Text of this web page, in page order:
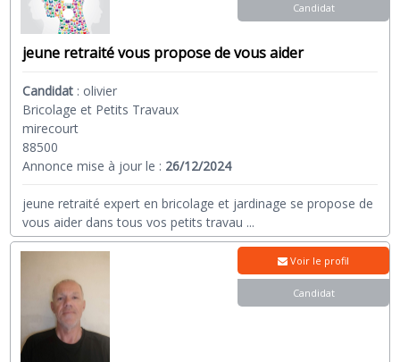
jeune retraité vous propose de vous aider
Candidat : olivier
Bricolage et Petits Travaux
mirecourt
88500
Annonce mise à jour le : 26/12/2024
jeune retraité expert en bricolage et jardinage se propose de
vous aider dans tous vos petits travau ...
Candidat
Voir le profil
Candidat